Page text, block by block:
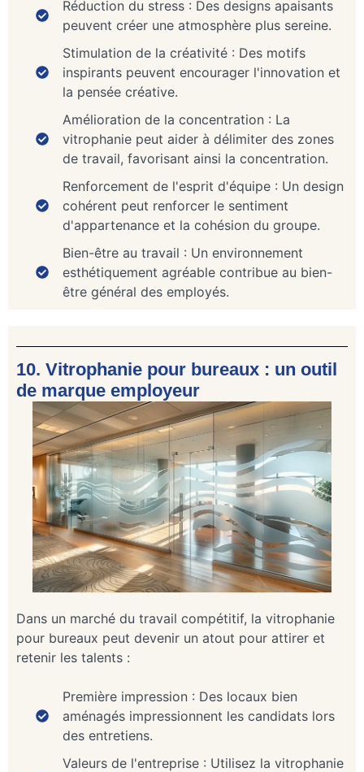
Réduction du stress : Des designs apaisants
peuvent créer une atmosphère plus sereine.
Stimulation de la créativité : Des motifs
inspirants peuvent encourager l'innovation et
la pensée créative.
Amélioration de la concentration : La
vitrophanie peut aider à délimiter des zones
de travail, favorisant ainsi la concentration.
Renforcement de l'esprit d'équipe : Un design
cohérent peut renforcer le sentiment
d'appartenance et la cohésion du groupe.
Bien-être au travail : Un environnement
esthétiquement agréable contribue au bien-
être général des employés.
10. Vitrophanie pour bureaux : un outil
de marque employeur
Dans un marché du travail compétitif, la vitrophanie
pour bureaux peut devenir un atout pour attirer et
retenir les talents :
Première impression : Des locaux bien
aménagés impressionnent les candidats lors
des entretiens.
Valeurs de l'entreprise : Utilisez la vitrophanie